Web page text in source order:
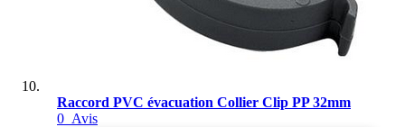
Raccord PVC évacuation Collier Clip PP 32mm
0 Avis